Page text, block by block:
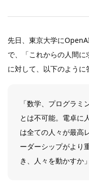
先日、東京大学に
で、「これからの人間
に対して、以下のように
「数学、プログラ
とは不可能。電卓に
は全ての人々が最高
ーダーシップがより
き、人々を動かすか」